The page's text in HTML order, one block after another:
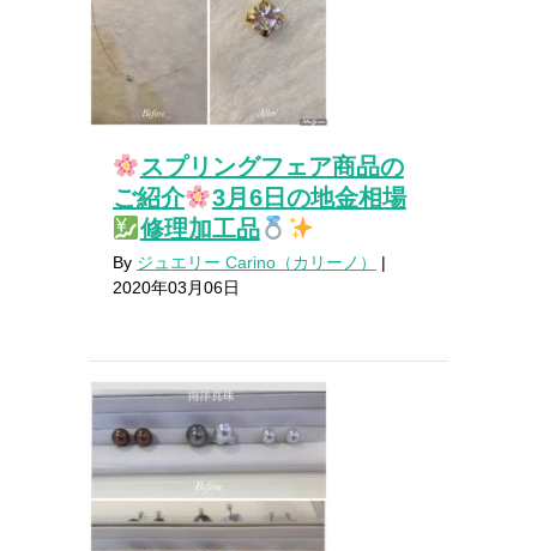
スプリングフェア商品の
ご紹介
3月6日の地金相場
修理加工品
By ジュエリー Carino（カリーノ）
|
2020年03月06日